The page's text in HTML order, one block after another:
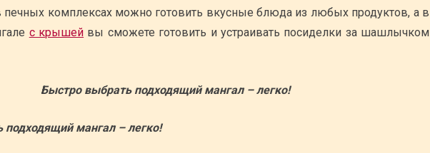
печных комплексах можно готовить вкусные блюда из любых продуктов, а в
с крышей вы сможете готовить и устраивать посиделки за шашлычком
Быстро выбрать подходящий мангал – легко!